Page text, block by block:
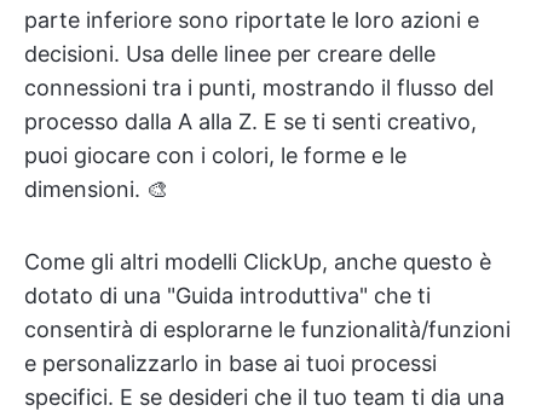
parte inferiore sono riportate le loro azioni e
decisioni. Usa delle linee per creare delle
connessioni tra i punti, mostrando il flusso del
processo dalla A alla Z. E se ti senti creativo,
puoi giocare con i colori, le forme e le
dimensioni. 🎨
Come gli altri modelli ClickUp, anche questo è
dotato di una "Guida introduttiva" che ti
consentirà di esplorarne le funzionalità/funzioni
e personalizzarlo in base ai tuoi processi
specifici. E se desideri che il tuo team ti dia una